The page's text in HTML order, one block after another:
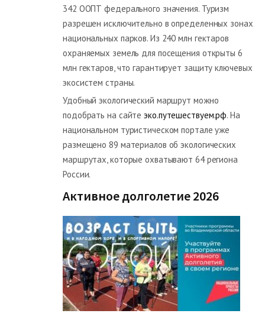
342 ООПТ федерального значения. Туризм
разрешен исключительно в определенных зонах
национальных парков. Из 240 млн гектаров
охраняемых земель для посещения открыты 6
млн гектаров, что гарантирует защиту ключевых
экосистем страны.
Удобный экологический маршрут можно
подобрать на сайтеэко.путешествуем.рф. На
национальном туристическом портале уже
размещено 89 материалов об экологических
маршрутах, которые охватывают 64 региона
России.
Активное долголетие 2026